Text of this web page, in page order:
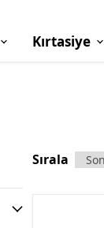
Kırtasiye
Sırala